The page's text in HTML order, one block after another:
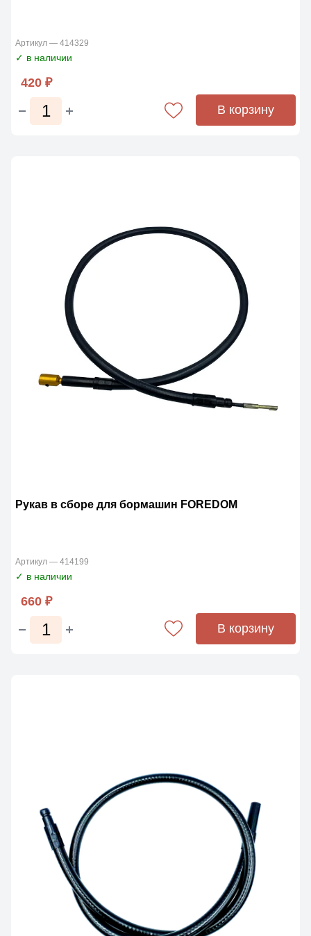
Артикул — 414329
✓ в наличии
420 ₽
В корзину
Рукав в сборе для бормашин FOREDOM
Артикул — 414199
✓ в наличии
660 ₽
В корзину